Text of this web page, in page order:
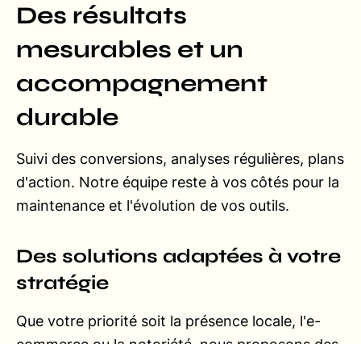
Des résultats
mesurables et un
accompagnement
durable
Suivi des conversions, analyses régulières, plans
d'action. Notre équipe reste à vos côtés pour la
maintenance et l'évolution de vos outils.
Des solutions adaptées à votre
stratégie
Que votre priorité soit la présence locale, l'e-